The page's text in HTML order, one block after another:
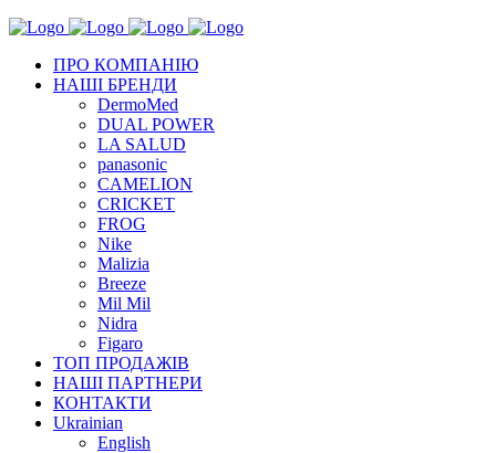
ПРО КОМПАНІЮ
НАШІ БРЕНДИ
DermoMed
DUAL POWER
LA SALUD
panasonic
CAMELION
CRICKET
FROG
Nike
Malizia
Breeze
Mil Mil
Nidra
Figaro
ТОП ПРОДАЖІВ
НАШІ ПАРТНЕРИ
КОНТАКТИ
Ukrainian
English